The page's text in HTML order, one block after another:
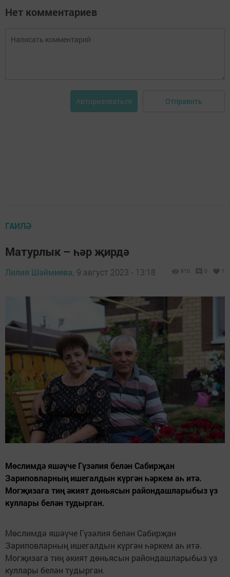
Нет комментариев
Авторизоваться Отправить
ГАИЛӘ
Матурлык – һәр җирдә
Лилия Шәймиева, 9 август 2023 - 13:18 910 0 1
Мөслимдә яшәүче Гүзәлия белән Сабирҗан
Зариповларның ишегалдын күргән һәркем аһ итә.
Могҗизага тиң әкият дөньясын райондашларыбыз үз
куллары белән тудырган.
Мөслимдә яшәүче Гүзәлия белән Сабирҗан
Зариповларның ишегалдын күргән һәркем аһ итә.
Могҗизага тиң әкият дөньясын райондашларыбыз үз
куллары белән тудырган.